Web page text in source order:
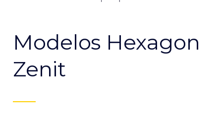
Modelos Hexagon
Zenit